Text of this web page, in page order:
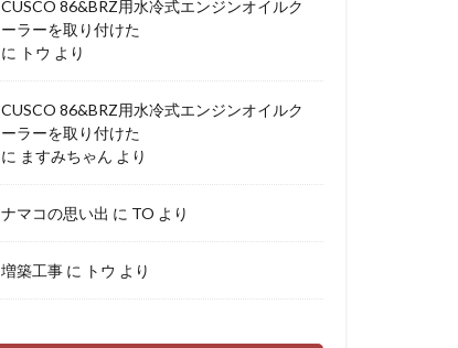
CUSCO 86&BRZ用水冷式エンジンオイルク
ーラーを取り付けた
に トウ より
CUSCO 86&BRZ用水冷式エンジンオイルク
ーラーを取り付けた
に ますみちゃん より
ナマコの思い出 に TO より
増築工事 に トウ より